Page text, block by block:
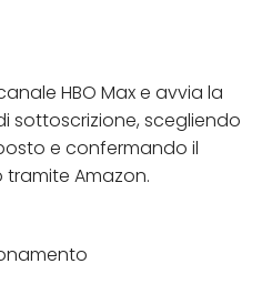
HBO Max e avvia la
sottoscrizione, scegliendo
e confermando il
Amazon.